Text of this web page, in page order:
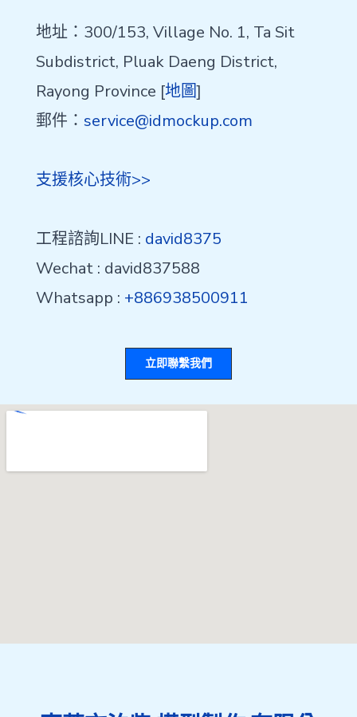
地址：300/153, Village No. 1, Ta Sit
Subdistrict, Pluak Daeng District,
Rayong Province [地圖]
郵件： service@idmockup.com
支援核心技術>>
工程諮詢LINE : david8375
Wechat : david837588
Whatsapp : +886938500911
立即聯繫我們